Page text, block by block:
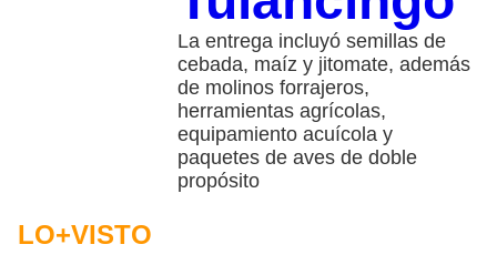
La entrega incluyó semillas de
cebada, maíz y jitomate, además
de molinos forrajeros,
herramientas agrícolas,
equipamiento acuícola y
paquetes de aves de doble
propósito
LO+VISTO